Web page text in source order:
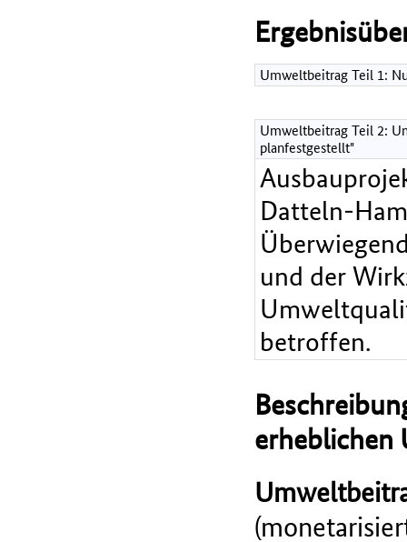
Umweltbeitrag Teil 1:
Umweltbeitrag Teil 2:
planfestgestellt"
Datteln-
und der
betroffen.
erheblichen